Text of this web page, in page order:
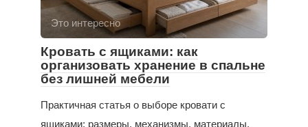
Это интересно
Кровать с ящиками: как
организовать хранение в спальне
без лишней мебели
Практичная статья о выборе кровати с
ящиками: размеры, механизмы, материалы,